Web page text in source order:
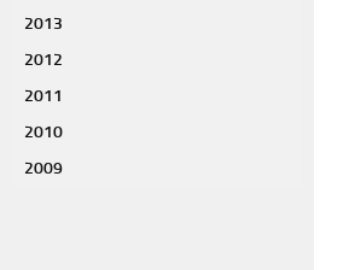
2013
2012
2011
2010
2009